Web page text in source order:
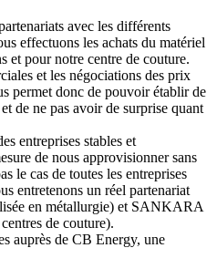
avec les différents
effectuons les achats du matériel
et pour notre centre de couture.
et les négociations des prix
permet donc de pouvoir établir de
de ne pas avoir de surprise quant
entreprises stables et
de nous approvisionner sans
le cas de toutes les entreprises
entretenons un réel partenariat
en métallurgie) et SANKARA
de couture).
auprès de CB Energy, une